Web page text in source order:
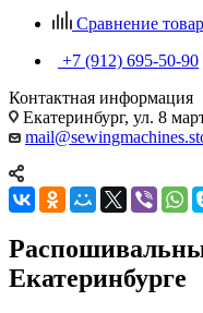
Сравнение
+7 (912) 695-50-90
Контактная информация
Екатеринбург, ул. 8
Екатеринбурге